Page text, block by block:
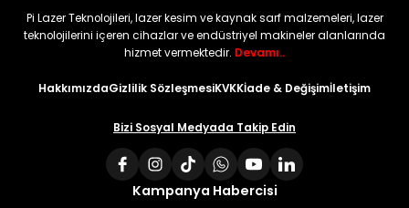
Pi Lazer Teknolojileri, lazer kesim ve kaynak sarf malzemeleri, lazer
teknolojilerini içeren cihazlar ve endüstriyel makineler alanlarında
hizmet vermektedir. Devamı..
HakkımızdaGizlilik SözleşmesiKVKKİade & Değişimİletişim
Bizi Sosyal Medyada Takip Edin
Kampanya Habercisi